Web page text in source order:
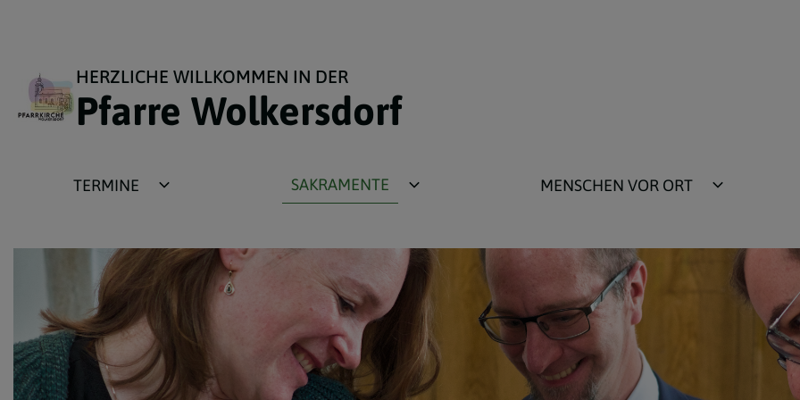
HERZLICHE WILLKOMMEN IN DER
Pfarre Wolkersdorf
TERMINE
Regelmäßige Gottesdienste
Messintentionen
Großveranstaltungen
Beichtgelegenheit
SAKRAMENTE
Erstkommunion
Beichte und Versöhnung
MENSCHEN VOR ORT
Pfarrgemeinderat
Vermögensverwaltungsrat
Gruppen zum Miteinander
Liturgische Dienste und Ministranten